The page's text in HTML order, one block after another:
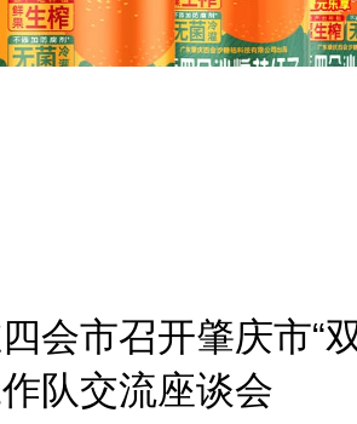
会市召开肇庆市“
队交流座谈会